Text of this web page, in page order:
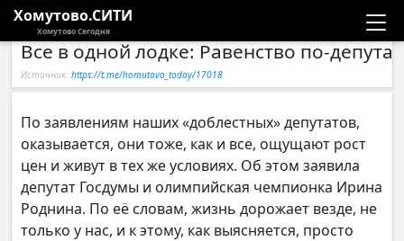
Хомутово.СИТИ
Хомутово Сегодня
Новости
Галерея
Компании
Все в одной лодке: Равенство по-
Источник: https://t.me/homutovo_today/17018
По заявлениям наших «доблестных» депутатов,
оказывается, они тоже, как и все, ощущают рост
цен и живут в тех же условиях. Об этом заявила
депутат Госдумы и олимпийская чемпионка Ирина
Роднина. По её словам, жизнь дорожает везде, не
только у нас, и к этому, как выясняется, просто